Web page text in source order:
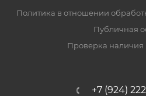
Политика в отношении
Публичная
Проверка наличия
+7 (924)